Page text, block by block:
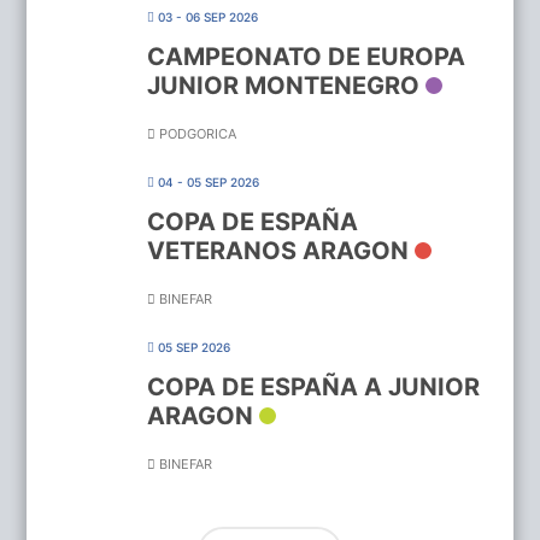
03 - 06 SEP 2026
CAMPEONATO DE EUROPA
JUNIOR MONTENEGRO
PODGORICA
04 - 05 SEP 2026
COPA DE ESPAÑA
VETERANOS ARAGON
BINEFAR
05 SEP 2026
COPA DE ESPAÑA A JUNIOR
ARAGON
BINEFAR